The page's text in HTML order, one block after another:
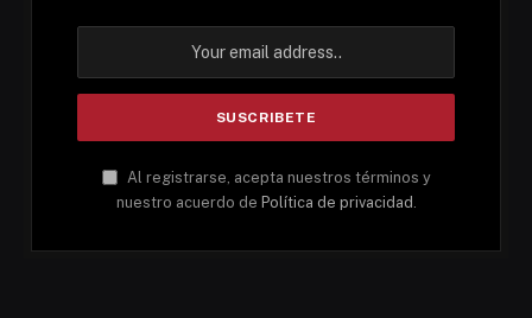
Al registrarse, acepta nuestros términos y
nuestro acuerdo de Política de privacidad .